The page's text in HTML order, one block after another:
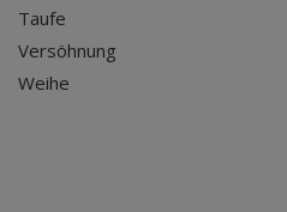
Taufe
Versöhnung
Weihe